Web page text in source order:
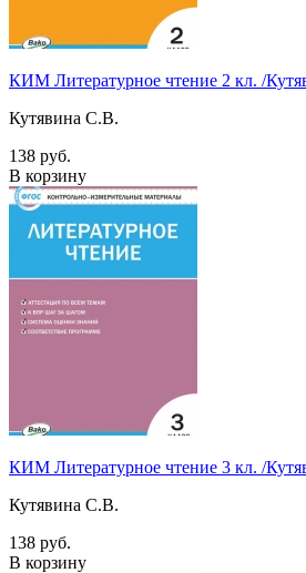
КИМ Литературное чтение 2 кл. /
Кутявина С.В.
138 руб.
В корзину
КИМ Литературное чтение 3 кл. /
Кутявина С.В.
138 руб.
В корзину